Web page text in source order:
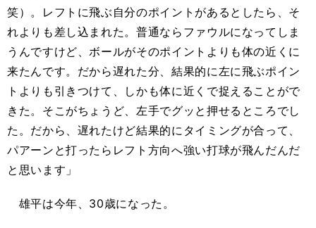
笑）。レフトに飛ぶ自分のポイントがあるとしたら、そ
れよりも差し込まれた。普通ならファウルになってしま
うんですけど、ボールがそのポイントよりも体の近くに
来たんです。だから遅れた分、結果的に左に飛ぶポイン
トよりも引きつけて、しかも体に近くで捉えることがで
きた。そこがちょうど、左手でグッと押せるところでし
た。だから、遅れたけど結果的にタイミングが合って、
パアーンと打ったらレフト方向へ強い打球が飛んだんだ
と思います」
雄平は今年、30歳になった。